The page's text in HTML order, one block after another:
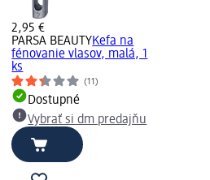
2,95 €
PARSA BEAUTYKefa na
fénovanie vlasov, malá, 1
ks
(11)
Dostupné
Vybrať si dm predajňu